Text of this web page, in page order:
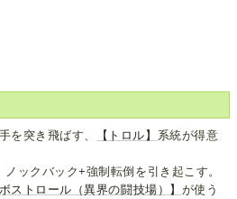
を突き飛ばす、 【トロル】 系統が得意
ックバック+強制転倒を引き起こす。
ボストロール（異界の闘技場）】 が使う